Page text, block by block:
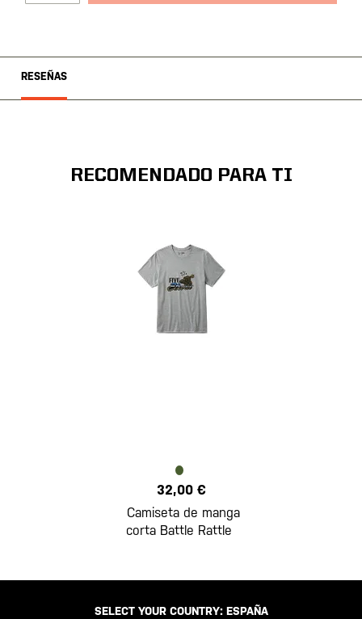
RESEÑAS
RECOMENDADO PARA TI
32,00 €
Camiseta de manga
corta Battle Rattle
SELECT YOUR COUNTRY: ESPAÑA